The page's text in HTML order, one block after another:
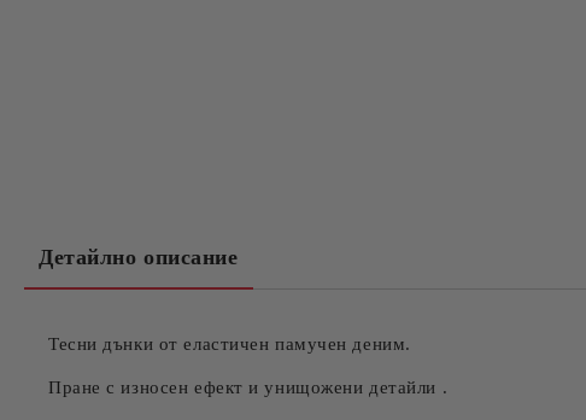
Детайлно описание
Тесни дънки от еластичен памучен деним.
Пране с износен ефект и унищожени детайли .